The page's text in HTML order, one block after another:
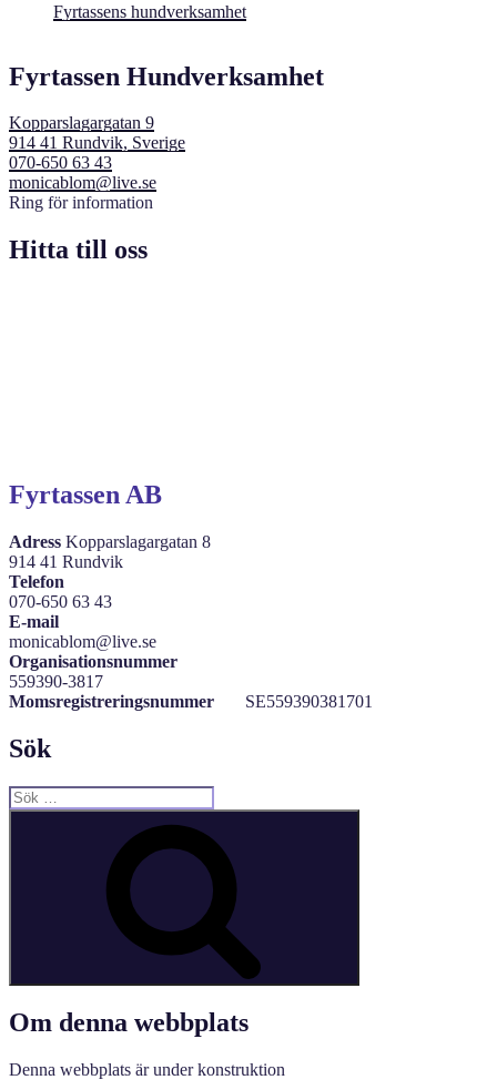
Fyrtassens hundverksamhet
Fyrtassen Hundverksamhet
Kopparslagargatan 9
914 41 Rundvik, Sverige
070-650 63 43
monicablom@live.se
Ring för information
Hitta till oss
Fyrtassen AB
Adress Kopparslagargatan 8
914 41 Rundvik
Telefon
070-650 63 43
E-mail
monicablom@live.se
Organisationsnummer
559390-3817
Momsregistreringsnummer
SE559390381701
Sök
Sök
efter:
Om denna webbplats
Denna webbplats är under konstruktion